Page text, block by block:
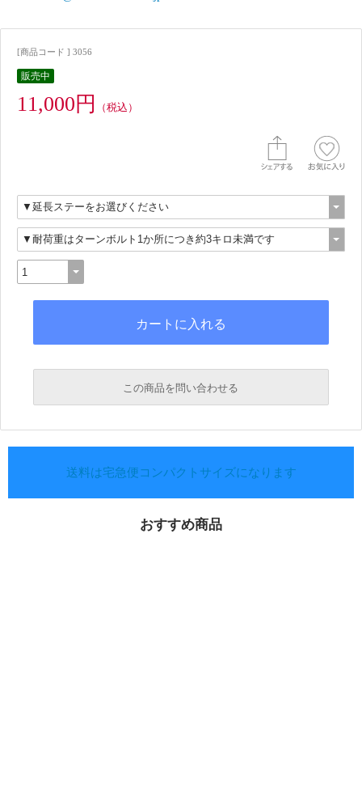
[商品コード ] 3056
販売中
11,000円 （税込）
この商品を問い合わせる
送料は宅急便コンパクトサイズになります
おすすめ商品